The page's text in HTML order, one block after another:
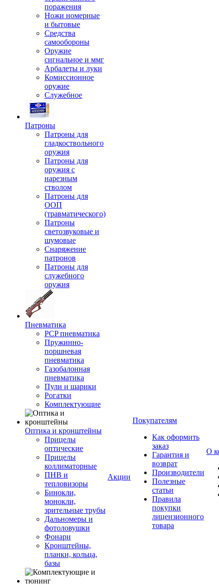
поражения
Ножи номерные
и бытовые
Средства
самообороны
Оружие
сигнальное и ммг
Арбалеты и луки
Комиссионное
оружие
Служебное
Патроны
Патроны для
гладкоствольного
оружия
Патроны для
оружия с
нарезным
стволом
Патроны для
ООП
(травматического)
Патроны
светозвуковые и
шумовые
Снаряжение
патронов
Патроны для
служебного
оружия
Пневматика
PCP пневматика
Пружинно-
поршневая
пневматика
Газобалонная
пневматика
Пули и шарики
Рогатки
Комплектующие
Оптика и кронштейны
Прицелы
оптические
Прицелы
коллиматорные
ПНВ и
тепловизоры
Бинокли,
монокли,
зрительные трубы
Дальномеры и
фотоловушки
Фонари
Кронштейны,
планки, кольца,
базы
Акции
Покупателям
Как оформить
заказ
Гарантия и
возврат
Производители
Полезные
статьи
Правила
покупки
лицензионного
товара
О